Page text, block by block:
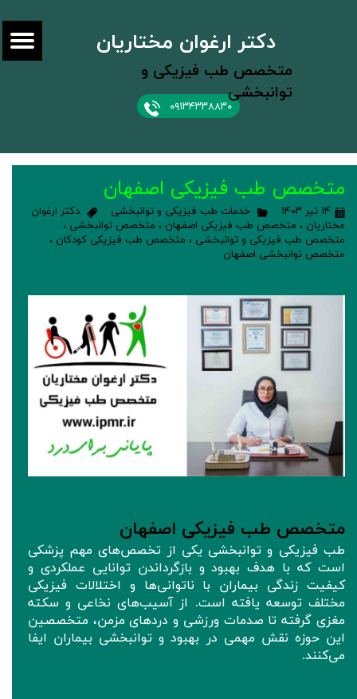
۰۹۱۳۴۳۳۸۸۳۰
دکتر ارغوان مختاریان
متخصص طب فیزیکی و
توانبخشی
متخصص طب فیزیکی اصفهان
۱۴ تیر ۱۴۰۳ خدمات طب فیزیکی و توانبخشی
دکتر ارغوان
مختاریان ، متخصص طب فیزیکی اصفهان ، متخصص توانبخشی ،
متخصص طب فیزیکی و توانبخشی ، متخصص طب فیزیکی کودکان ،
متخصص توانبخشی اصفهان
متخصص طب فیزیکی اصفهان
طب فیزیکی و توانبخشی یکی از تخصص‌های مهم پزشکی
است که با هدف بهبود و بازگرداندن توانایی عملکردی و
کیفیت زندگی بیماران با ناتوانی‌ها و اختلالات فیزیکی
مختلف توسعه یافته است. از آسیب‌های نخاعی و سکته
مغزی گرفته تا صدمات ورزشی و دردهای مزمن، متخصصین
این حوزه نقش مهمی در بهبود و توانبخشی بیماران ایفا
می‌کنند.